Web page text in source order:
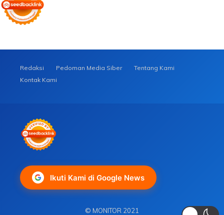
Redaksi Pedoman Media Siber
Tentang Kami
Kontak Kami
Ikuti Kami di Google News
© MONITOR 2021